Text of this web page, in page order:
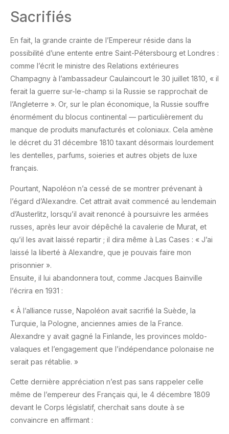
Sacrifiés
En fait, la grande crainte de l’Empereur réside dans la
possibilité d’une entente entre Saint-Pétersbourg et Londres :
comme l’écrit le ministre des Relations extérieures
Champagny à l’ambassadeur Caulaincourt le 30 juillet 1810, « il
ferait la guerre sur-le-champ si la Russie se rapprochait de
l’Angleterre ». Or, sur le plan économique, la Russie souffre
énormément du blocus continental — particulièrement du
manque de produits manufacturés et coloniaux. Cela amène
le décret du 31 décembre 1810 taxant désormais lourdement
les dentelles, parfums, soieries et autres objets de luxe
français.
Pourtant, Napoléon n’a cessé de se montrer prévenant à
l’égard d’Alexandre. Cet attrait avait commencé au lendemain
d’Austerlitz, lorsqu’il avait renoncé à poursuivre les armées
russes, après leur avoir dépêché la cavalerie de Murat, et
qu’il les avait laissé repartir ; il dira même à Las Cases : « J’ai
laissé la liberté à Alexandre, que je pouvais faire mon
prisonnier ».
Ensuite, il lui abandonnera tout, comme Jacques Bainville
l’écrira en 1931 :
« À l’alliance russe, Napoléon avait sacrifié la Suède, la
Turquie, la Pologne, anciennes amies de la France.
Alexandre y avait gagné la Finlande, les provinces moldo-
valaques et l’engagement que l’indépendance polonaise ne
serait pas rétablie. »
Cette dernière appréciation n’est pas sans rappeler celle
même de l’empereur des Français qui, le 4 décembre 1809
devant le Corps législatif, cherchait sans doute à se
convaincre en affirmant :